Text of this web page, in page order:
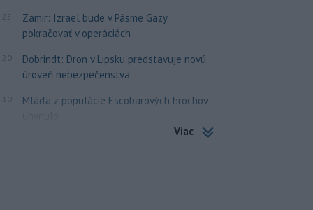
Zamir: Izrael bude v Pásme Gazy
pokračovať v operáciách
Dobrindt: Dron v Lipsku predstavuje novú
úroveň nebezpečenstva
Mláďa z populácie Escobarových hrochov
uhynulo
Viac